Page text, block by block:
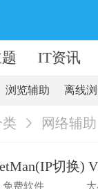
IT资讯
浏览辅助 离线
网络辅助
切换)
免费软件